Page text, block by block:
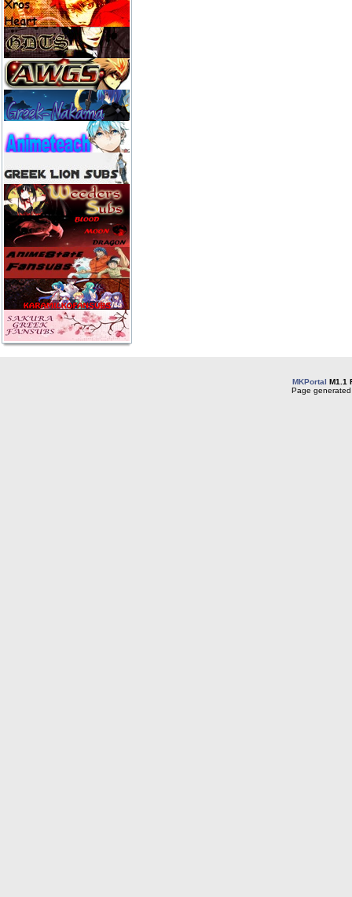
MKPortal M1.1
Page